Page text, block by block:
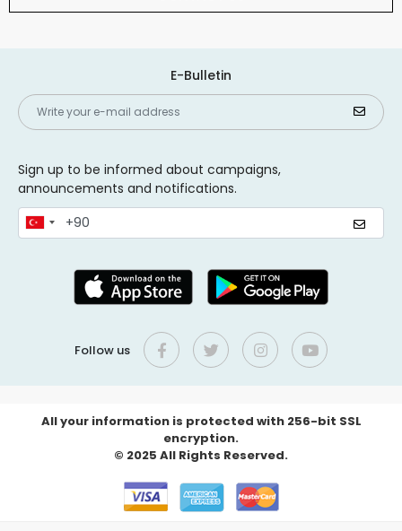
E-Bulletin
Sign up to be informed about campaigns,
announcements and notifications.
Follow us
All your information is protected with 256-bit SSL
encryption.
© 2025 All Rights Reserved.